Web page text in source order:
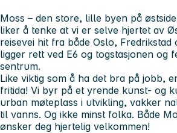
Moss – den store, lille byen på
liker å tenke at vi er selve hjertet av
reisevei hit fra både Oslo, Fredrikstad
ligger rett ved E6 og togstasjonen og
sentrum.
Like viktig som å ha det bra på jobb,
fritida! Vi byr på et yrende kunst- og
urban møteplass i utvikling, vakker
til vanns. Og ikke minst folka. Både
ønsker deg hjertelig velkommen!